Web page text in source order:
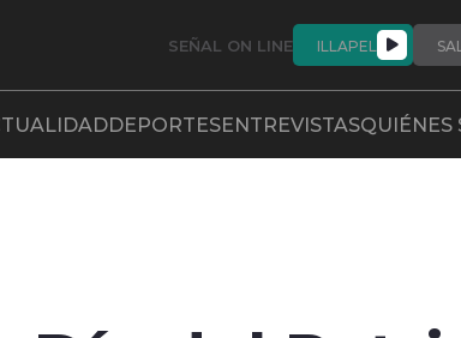
SEÑAL ON LINE ILLAPEL
DEPORTESENTREVISTASQUIÉNES